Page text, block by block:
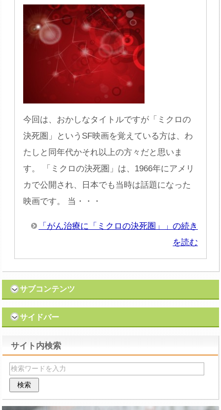
今回は、おかしなタイトルですが「ミクロの
決死圏」というSF映画を覚えている方は、わ
たしと同年代かそれ以上の方々だと思いま
す。 「ミクロの決死圏」は、1966年にアメリ
カで公開され、日本でも当時は話題になった
映画です。 当・・・
「がん治療に「ミクロの決死圏」」の続き
を読む
サブコンテンツ
サイドバー
サイト内検索